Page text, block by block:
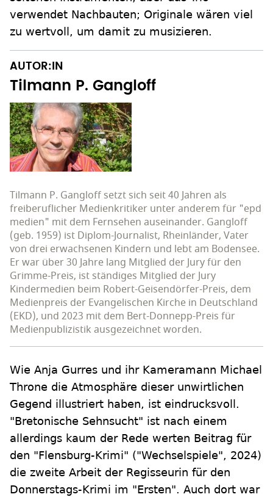
verwendet Nachbauten; Originale wären viel
zu wertvoll, um damit zu musizieren.
AUTOR:IN
Tilmann P. Gangloff
Tilmann P. Gangloff setzt sich seit 40 Jahren als
freiberuflicher Medienkritiker unter anderem für "epd
medien" mit dem Fernsehen auseinander. Gangloff
(geb. 1959) ist Diplom-Journalist, Rheinländer, Vater
von drei erwachsenen Kindern und lebt am Bodensee.
Er war über 30 Jahre lang Mitglied der Jury für den
Grimme-Preis, ist ständiges Mitglied der Jury
Kindermedien beim Robert-Geisendörfer-Preis, dem
Medienpreis der Evangelischen Kirche in Deutschland
(EKD), und 2023 mit dem Bert-Donnepp-Preis für
Medienpublizistik ausgezeichnet worden.
Wie Anja Gurres und ihr Kameramann Michael
Throne die Atmosphäre dieser unwirtlichen
Gegend illustriert haben, ist eindrucksvoll.
"Bretonische Sehnsucht" ist nach einem
allerdings kaum der Rede werten Beitrag für
den "Flensburg-Krimi" ("Wechselspiele", 2024)
die zweite Arbeit der Regisseurin für den
Donnerstags-Krimi im "Ersten". Auch dort war